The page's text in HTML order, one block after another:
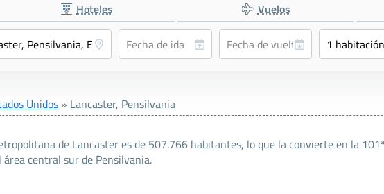
Hoteles Vuelos
Unidos » Lancaster, Pensilvania
de Lancaster es de 507.766 habitantes, lo que la convierte en la
central sur de Pensilvania.